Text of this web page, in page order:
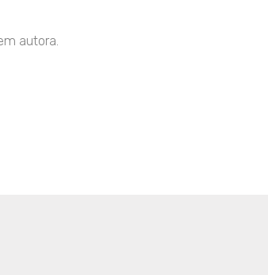
autora.